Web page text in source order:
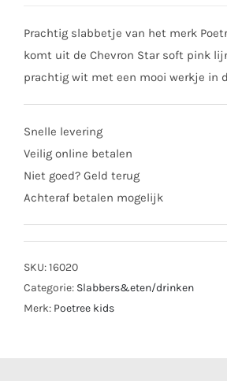
Prachtig slabbetje van het merk
komt uit de Chevron Star soft pink
prachtig wit met een mooi werkje in
Snelle levering
Veilig online betalen
Niet goed? Geld terug
Achteraf betalen mogelijk
SKU:16020
Categorie: Slabbers&eten/drinken
Merk: Poetree kids